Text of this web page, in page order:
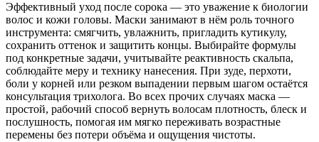
Эффективный уход после сорока — это уважение к биологии
волос и кожи головы. Маски занимают в нём роль точного
инструмента: смягчить, увлажнить, пригладить кутикулу,
сохранить оттенок и защитить концы. Выбирайте формулы
под конкретные задачи, учитывайте реактивность скальпа,
соблюдайте меру и технику нанесения. При зуде, перхоти,
боли у корней или резком выпадении первым шагом остаётся
консультация трихолога. Во всех прочих случаях маска —
простой, рабочий способ вернуть волосам плотность, блеск и
послушность, помогая им мягко переживать возрастные
перемены без потери объёма и ощущения чистоты.